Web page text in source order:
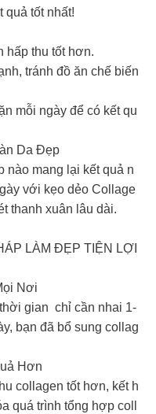
quả tốt nhất!
hấp thu tốt hơn.
tránh đồ ăn chế biến
mỗi ngày để có kết qu
Da Đẹp
nào mang lại kết quả n
với kẹo dẻo Collage
thanh xuân lâu dài.
LÀM ĐẸP TIỆN LỢI
Nơi
gian chỉ cần nhai 1-
bạn đã bổ sung collag
Hơn
collagen tốt hơn, kết h
quá trình tổng hợp coll